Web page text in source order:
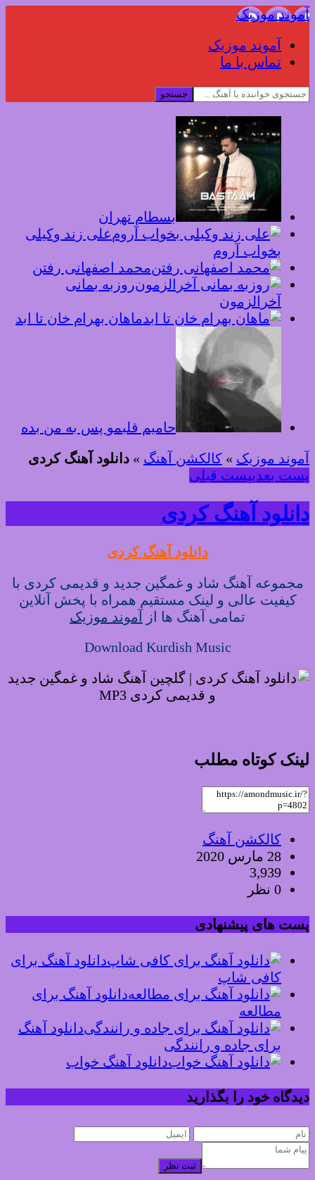
آموند موزیک
آموند موزیک
تماس با ما
جستجو
بسطام تهران
علی زند وکیلی
بخواب آروم
محمد اصفهانی رفتن
روزبه بمانی
آخرالزمون
ماهان بهرام خان تا ابد
حامیم قلبمو پس به من بده
آموند موزیک » کالکشن آهنگ » دانلود آهنگ کردی
پست بعدیپست قبلی
دانلود آهنگ کردی
دانلود آهنگ کردی
مجموعه آهنگ شاد و غمگین جدید و قدیمی کردی با
کیفیت عالی و لینک مستقیم همراه با پخش آنلاین
تمامی آهنگ ها از
آموند موزیک
Download Kurdish Music
لینک کوتاه مطلب
کالکشن آهنگ
28 مارس 2020
3,939
0 نظر
پست های پیشنهادی
دانلود آهنگ برای
کافی شاپ
دانلود آهنگ برای
مطالعه
دانلود آهنگ
برای جاده و رانندگی
دانلود آهنگ خواب
دیدگاه خود را بگذارید
ثبت نظر